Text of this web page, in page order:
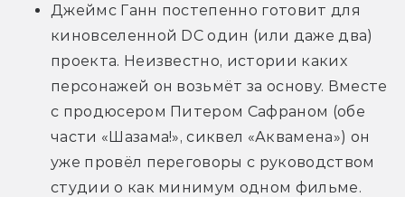
Джеймс Ганн постепенно готовит для
киновселенной DC один (или даже два)
проекта. Неизвестно, истории каких
персонажей он возьмёт за основу. Вместе
с продюсером Питером Сафраном (обе
части «Шазама!», сиквел «Аквамена») он
уже провёл переговоры с руководством
студии о как минимум одном фильме.